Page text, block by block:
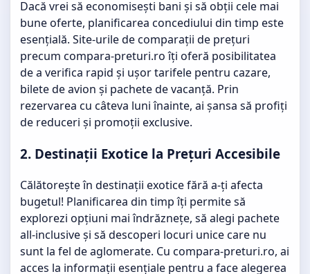
Dacă vrei să economisești bani și să obții cele mai
bune oferte, planificarea concediului din timp este
esențială. Site-urile de comparații de prețuri
precum compara-preturi.ro îți oferă posibilitatea
de a verifica rapid și ușor tarifele pentru cazare,
bilete de avion și pachete de vacanță. Prin
rezervarea cu câteva luni înainte, ai șansa să profiți
de reduceri și promoții exclusive.
2. Destinații Exotice la Prețuri Accesibile
Călătorește în destinații exotice fără a-ți afecta
bugetul! Planificarea din timp îți permite să
explorezi opțiuni mai îndrăznețe, să alegi pachete
all-inclusive și să descoperi locuri unice care nu
sunt la fel de aglomerate. Cu compara-preturi.ro, ai
acces la informații esențiale pentru a face alegerea